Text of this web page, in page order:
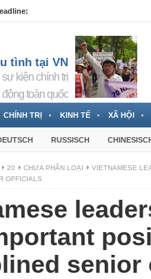
tình tại VN
kiện chính trị
toàn quốc
CHÍNH TRỊ KINH TẾ XÃ HỘI
RUSSISCH
20 CHƯA PHÂN LOẠI
VIETNAMESE
OFFICIALS
senior